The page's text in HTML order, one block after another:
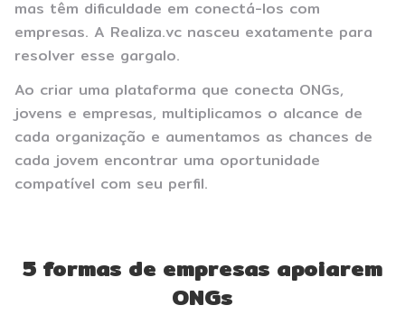
mas têm dificuldade em conectá-los com
empresas. A Realiza.vc nasceu exatamente para
resolver esse gargalo.
Ao criar uma plataforma que conecta ONGs,
jovens e empresas, multiplicamos o alcance de
cada organização e aumentamos as chances de
cada jovem encontrar uma oportunidade
compatível com seu perfil.
5 formas de empresas apoiarem
ONGs